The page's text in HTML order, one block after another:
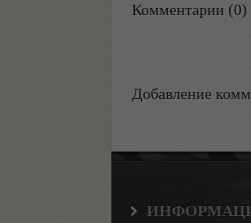
Комментарии (0)
Добавление